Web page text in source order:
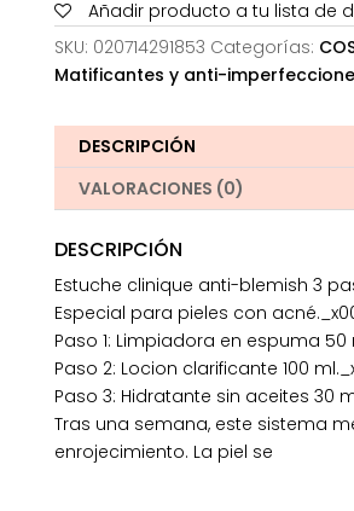
Añadir producto a tu lista de
SKU: 020714291853 Categorías:
Matificantes y anti-
DESCRIPCIÓN
VALORACIONES (0)
DESCRIPCIÓN
Estuche clinique anti-blemish 3
Especial para pieles con
Paso 1: Limpiadora en espuma 50
Paso 2: Locion clarificante 100
Paso 3: Hidratante sin aceites 30
Tras una semana, este sistema
enrojecimiento. La piel se